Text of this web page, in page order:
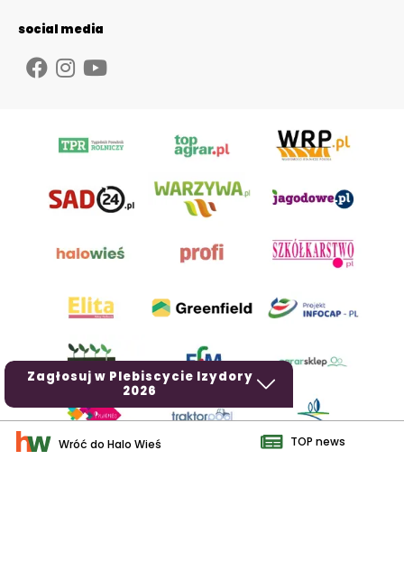
Zagłosuj w Plebiscycie Izydory
2026
social media
Wróć do Halo Wieś TOP news